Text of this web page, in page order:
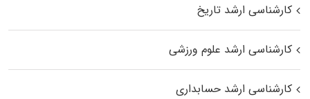
کارشناسی ارشد تاریخ
کارشناسی ارشد علوم ورزشی
کارشناسی ارشد حسابداری